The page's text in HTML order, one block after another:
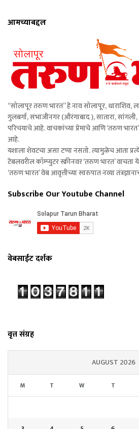
आमच्याबद्दल
“सोलापूर तरुण भारत” हे नाव सोलापूर, धाराशिव,
गुलबर्गा, संभाजीनगर (औरंगाबाद ), सातारा, सांगली,
परिचयाचे आहे. वाचकांच्या प्रेमाचे आणि ‘तरुण
आहे.
यशाला शेवटचा असा टप्पा नसतो. त्यामुळेच आता
टेबलवरील कॉम्प्युटर स्क्रीनवर ‘तरुण भारत’
‘तरुण भारत’ वेब आवृत्तीच्या स्वरुपात नव्या
Subscribe Our Youtube Channel
वेबसाईट दर्शक
वृत्त संग्रह
AUGUST 2026
M T W T